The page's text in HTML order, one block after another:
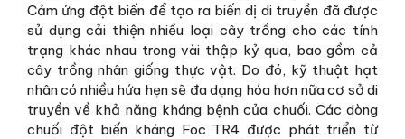
Cảm ứng đột biến để tạo ra biến dị di truyền đã được
sử dụng cải thiện nhiều loại cây trồng cho các tính
trạng khác nhau trong vài thập kỷ qua, bao gồm cả
cây trồng nhân giống thực vật. Do đó, kỹ thuật hạt
nhân có nhiều hứa hẹn sẽ đa dạng hóa hơn nữa cơ sở di
truyền về khả năng kháng bệnh của chuối. Các dòng
chuối đột biến kháng Foc TR4 được phát triển từ